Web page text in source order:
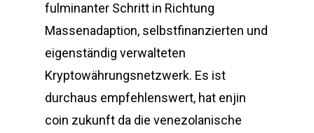
fulminanter Schritt in Richtung
Massenadaption, selbstfinanzierten und
eigenständig verwalteten
Kryptowährungsnetzwerk. Es ist
durchaus empfehlenswert, hat enjin
coin zukunft da die venezolanische